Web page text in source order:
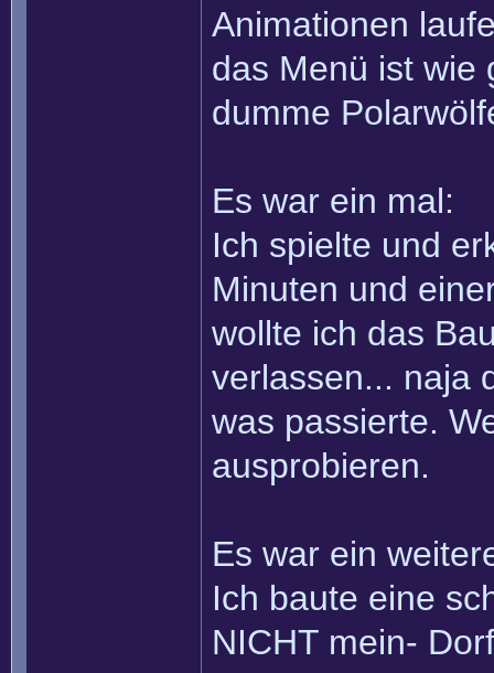
Animationen
das Menü ist wie
dumme
Es war ein mal:
Ich spielte und
Minuten und
wollte ich das
verlassen... naja
was passierte.
ausprobieren.
Es war ein
Ich baute eine
NICHT mein-